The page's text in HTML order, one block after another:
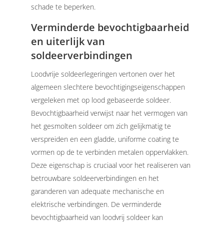
schade te beperken.
Verminderde bevochtigbaarheid
en uiterlijk van
soldeerverbindingen
Loodvrije soldeerlegeringen vertonen over het
algemeen slechtere bevochtigingseigenschappen
vergeleken met op lood gebaseerde soldeer.
Bevochtigbaarheid verwijst naar het vermogen van
het gesmolten soldeer om zich gelijkmatig te
verspreiden en een gladde, uniforme coating te
vormen op de te verbinden metalen oppervlakken.
Deze eigenschap is cruciaal voor het realiseren van
betrouwbare soldeerverbindingen en het
garanderen van adequate mechanische en
elektrische verbindingen. De verminderde
bevochtigbaarheid van loodvrij soldeer kan